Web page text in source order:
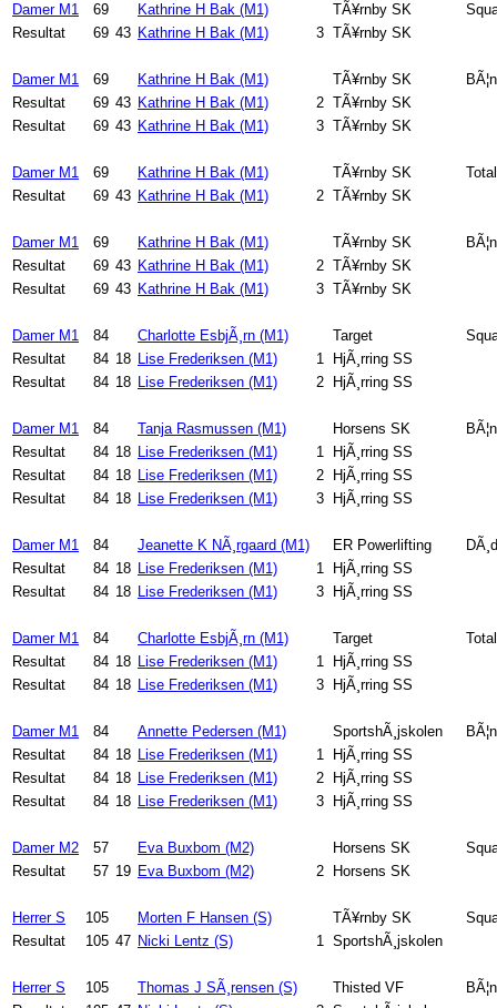
Damer M1 69 Kathrine H Bak (M1) TÃ¥rnby SK
Resultat
69 43 Kathrine H Bak (M1) 3 TÃ¥rnby SK
Damer M1 69 Kathrine H Bak (M1) TÃ¥rnby SK
Resultat
69 43 Kathrine H Bak (M1) 2 TÃ¥rnby SK
Resultat
69 43 Kathrine H Bak (M1) 3 TÃ¥rnby SK
Damer M1 69 Kathrine H Bak (M1) TÃ¥rnby SK
Total
Resultat
69 43 Kathrine H Bak (M1) 2 TÃ¥rnby SK
Damer M1 69 Kathrine H Bak (M1) TÃ¥rnby SK
Resultat
69 43 Kathrine H Bak (M1) 2 TÃ¥rnby SK
Resultat
69 43 Kathrine H Bak (M1) 3 TÃ¥rnby SK
Damer M1 84 Charlotte EsbjÃ¸rn (M1) Target
Resultat
84 18 Lise Frederiksen (M1) 1
HjÃ¸rring SS
Resultat
84 18 Lise Frederiksen (M1) 2 HjÃ¸rring SS
Damer M1 84 Tanja Rasmussen (M1) Horsens SK
Resultat
84 18 Lise Frederiksen (M1) 1
HjÃ¸rring SS
Resultat
84 18 Lise Frederiksen (M1) 2
HjÃ¸rring SS
Resultat
84 18 Lise Frederiksen (M1) 3 HjÃ¸rring SS
Damer M1 84 Jeanette K NÃ¸rgaard (M1) ER Powerlifting
Resultat
84 18 Lise Frederiksen (M1) 1
HjÃ¸rring SS
Resultat
84 18 Lise Frederiksen (M1) 3 HjÃ¸rring SS
Damer M1 84 Charlotte EsbjÃ¸rn (M1) Target
Total
Resultat
84 18 Lise Frederiksen (M1) 1
HjÃ¸rring SS
Resultat
84 18 Lise Frederiksen (M1) 3 HjÃ¸rring SS
Damer M1 84 Annette Pedersen (M1) SportshÃ¸jskolen
Resultat
84 18 Lise Frederiksen (M1) 1
HjÃ¸rring SS
Resultat
84 18 Lise Frederiksen (M1) 2
HjÃ¸rring SS
Resultat
84 18 Lise Frederiksen (M1) 3 HjÃ¸rring SS
Damer M2 57 Eva Buxbom (M2) Horsens SK
Resultat
57 19 Eva Buxbom (M2) 2 Horsens SK
Herrer S 105 Morten F Hansen (S) TÃ¥rnby SK
Resultat
105 47 Nicki Lentz (S) 1 SportshÃ¸jskolen
Herrer S 105 Thomas J SÃ¸rensen (S) Thisted VF